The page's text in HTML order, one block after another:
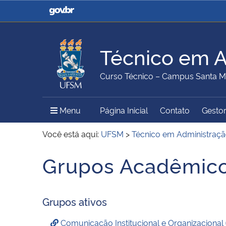
Casa Civil
Ministério da Justiça e
Ministério da Agricultura,
Pecuária e Abastecimento
Ministério da Educação
Ministério do Meio Ambiente Ministério do Turismo
Secretaria de Governo
Gabinete de Segurança
Técnico em
Curso Técnico – Campus Santa
Menu Menu Principal do Sítio
Página Inicial Contato
Você está aqui: UFSM >Técnico em
Grupos
Grupos ativos
Comunicação Institucional e Organizacional